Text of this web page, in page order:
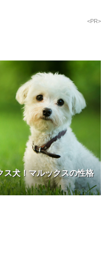
<PR>
ス犬！マルックスの性格